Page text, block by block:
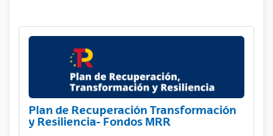
Plan de Recuperación Transformación
y Resiliencia- Fondos MRR